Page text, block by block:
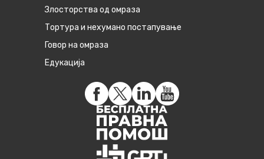
Злосторства од омраза
Тортура и нехумано постапување
Говор на омраза
Едукација